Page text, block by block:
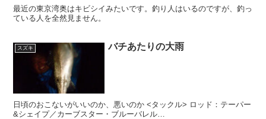
最近の東京湾奥はキビシイみたいです。釣り人はいるのですが、釣っ
ている人を全然見ません。
スズキ バチあたりの大雨
日頃のおこないがいいのか、悪いのか <タックル> ロッド：テーパー
&シェイプ／カーブスター・ブルーバレル…